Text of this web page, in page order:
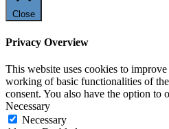
Close
Privacy Overview
This website uses cookies to
working of basic functionalities of
consent. You also have the option to
Necessary
Necessary